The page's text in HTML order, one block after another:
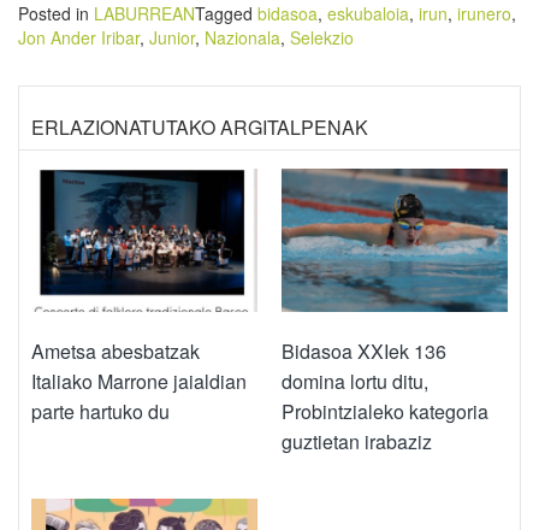
Posted in LABURREANTagged bidasoa, eskubaloia, irun, irunero,
Jon Ander Iribar, Junior, Nazionala, Selekzio
ERLAZIONATUTAKO ARGITALPENAK
Ametsa abesbatzak
Italiako Marrone jaialdian
parte hartuko du
Bidasoa XXIek 136
domina lortu ditu,
Probintzialeko kategoria
guztietan irabaziz